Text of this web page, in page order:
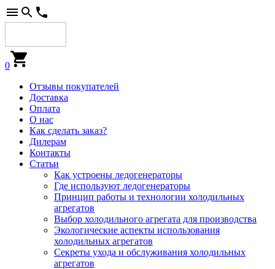
0
Отзывы покупателей
Доставка
Оплата
О нас
Как сделать заказ?
Дилерам
Контакты
Статьи
Как устроены ледогенераторы
Где используют ледогенераторы
Принцип работы и технологии холодильных
агрегатов
Выбор холодильного агрегата для производства
Экологические аспекты использования
холодильных агрегатов
Секреты ухода и обслуживания холодильных
агрегатов